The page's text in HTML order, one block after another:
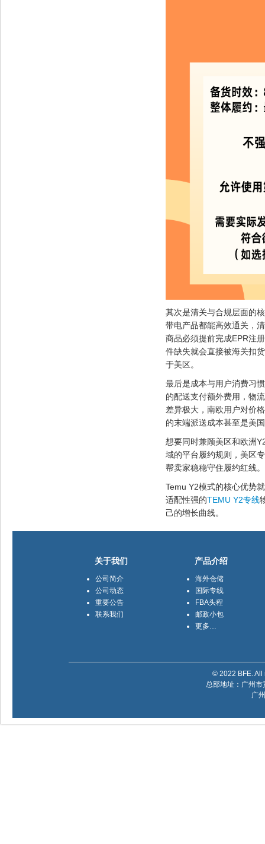
其次是清关与合规层面的
带电产品都能高效通关，
商品必须提前完成EPR注
件缺失就会直接被海关扣
于美区。
最后是成本与用户消费习
的配送支付额外费用，物
差异极大，南欧用户对价
的末端派送成本甚至是美
想要同时兼顾美区和欧洲
域的平台履约规则，美区
帮卖家稳稳守住履约红线。
Temu Y2模式的核心优势
适配性强的TEMU Y2专线
己的增长曲线。
关于我们
公司简介
公司动态
重要公告
联系我们
产品介绍
海外仓储
国际专线
FBA头程
邮政小包
更多…
© 2022 BFE.
总部地址：广州
广